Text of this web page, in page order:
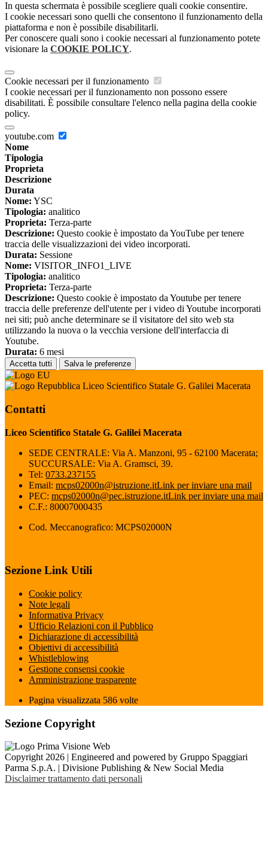
In questa schermata è possibile scegliere quali cookie consentire.
I cookie necessari sono quelli che consentono il funzionamento della
piattaforma e non è possibile disabilitarli.
Per conoscere quali sono i cookie necessari al funzionamento potete
visionare la COOKIE POLICY.
Cookie necessari per il funzionamento
I cookie necessari per il funzionamento non possono essere
disabilitati. È possibile consultare l'elenco nella pagina della cookie
policy.
youtube.com
Nome
Tipologia
Proprieta
Descrizione
Durata
Nome: YSC
Tipologia: analitico
Proprieta: Terza-parte
Descrizione: Questo cookie è impostato da YouTube per tenere
traccia delle visualizzazioni dei video incorporati.
Durata: Sessione
Nome: VISITOR_INFO1_LIVE
Tipologia: analitico
Proprieta: Terza-parte
Descrizione: Questo cookie è impostato da Youtube per tenere
traccia delle preferenze dell'utente per i video di Youtube incorporati
nei siti; può anche determinare se il visitatore del sito web sta
utilizzando la nuova o la vecchia versione dell'interfaccia di
Youtube.
Durata: 6 mesi
Accetta tutti Salva le preferenze
Liceo Scientifico Statale G. Galilei Macerata
Contatti
Liceo Scientifico Statale G. Galilei Macerata
SEDE CENTRALE: Via A. Manzoni, 95 - 62100 Macerata;
SUCCURSALE: Via A. Gramsci, 39.
Tel: 0733.237155
Email: mcps02000n@istruzione.itLink per inviare una mail
PEC: mcps02000n@pec.istruzione.itLink per inviare una mail
C.F.: 80007000435
Cod. Meccanografico: MCPS02000N
Sezione Link Utili
Cookie policy
Note legali
Informativa Privacy
Ufficio Relazioni con il Pubblico
Dichiarazione di accessibilità
Obiettivi di accessibilità
Whistleblowing
Gestione consensi cookie
Amministrazione trasparente
Pagina visualizzata 586 volte
Sezione Copyright
Copyright 2026 | Engineered and powered by Gruppo Spaggiari
Parma S.p.A. | Divisione Publishing & New Social Media
Disclaimer trattamento dati personali